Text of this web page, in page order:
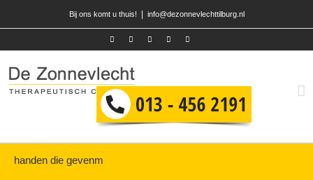
Bij ons komt u thuis! info@dezonnevlechttilburg.nl
handen die gevenm